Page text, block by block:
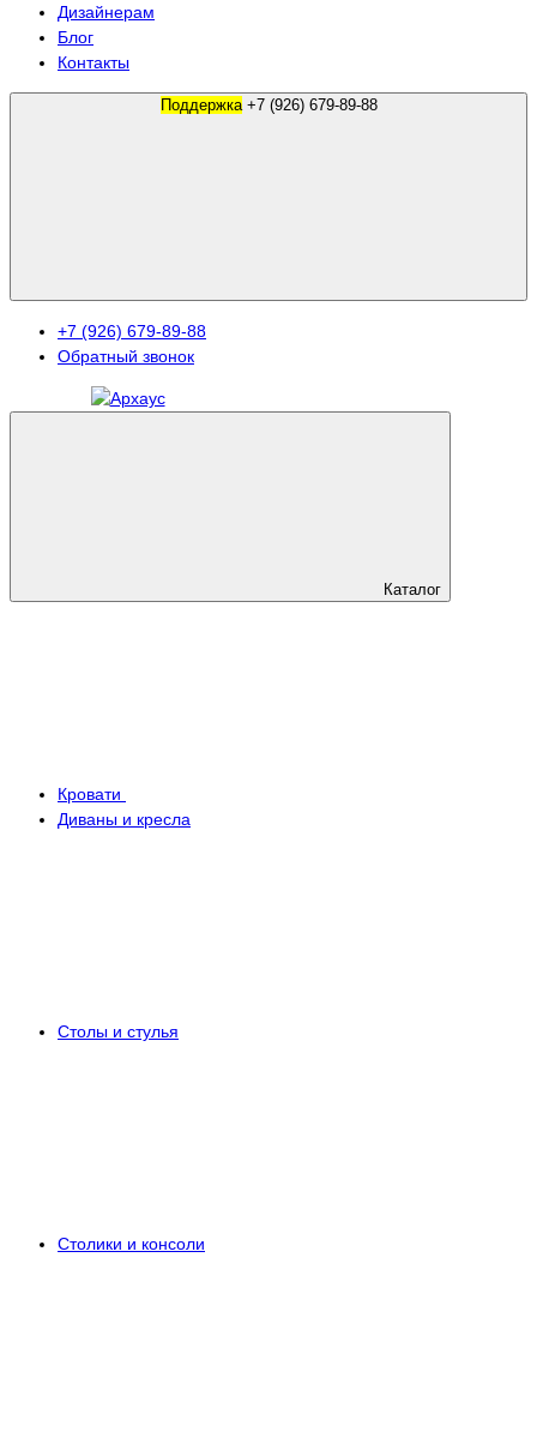
Дизайнерам
Блог
Контакты
Поддержка +7 (926) 679-89-88
+7 (926) 679-89-88
Обратный звонок
Каталог
Кровати
Диваны и кресла
Столы и стулья
Столики и консоли